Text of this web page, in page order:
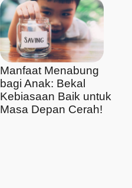
Manfaat Menabung
bagi Anak: Bekal
Kebiasaan Baik untuk
Masa Depan Cerah!